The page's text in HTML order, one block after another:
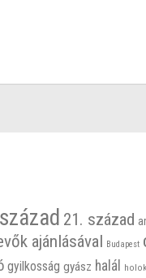
21. század
ajánlásával Budapest
gyilkosság gyász halál